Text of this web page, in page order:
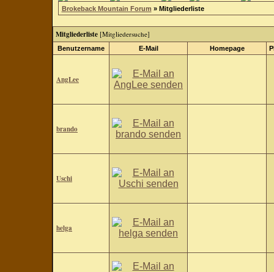
Brokeback Mountain Forum » Mitgliederliste
Mitgliederliste [Mitgliedersuche]
Benutzername E-Mail Homepage
AngLee
brando
Uschi
helga